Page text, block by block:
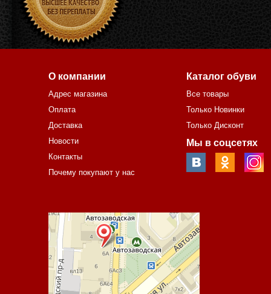
О компании
Адрес магазина
Оплата
Доставка
Новости
Контакты
Почему покупают у нас
Каталог обуви
Все товары
Только Новинки
Только Дисконт
Мы в соцсетях